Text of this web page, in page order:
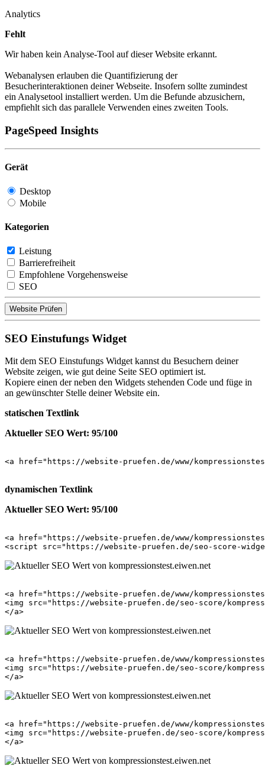
Analytics
Fehlt
Wir haben kein Analyse-Tool auf dieser Website erkannt.
Webanalysen erlauben die Quantifizierung der
Besucherinteraktionen deiner Webseite. Insofern sollte zumindest
ein Analysetool installiert werden. Um die Befunde abzusichern,
empfiehlt sich das parallele Verwenden eines zweiten Tools.
PageSpeed Insights
Gerät
Desktop
Mobile
Kategorien
Leistung
Barrierefreiheit
Empfohlene Vorgehensweise
SEO
Website Prüfen
SEO Einstufungs Widget
Mit dem SEO Einstufungs Widget kannst du Besuchern deiner
Website zeigen, wie gut deine Seite SEO optimiert ist.
Kopiere einen der neben den Widgets stehenden Code und füge in
an gewünschter Stelle deiner Website ein.
statischen Textlink
Aktueller SEO Wert: 95/100
<a href="https://website-pruefen.de/www/
dynamischen Textlink
Aktueller SEO Wert: 95/100
<a href="https://website-pruefen.de/www/
<a href="https://website-pruefen.de/www/
<img src="https://website-pruefen.de/seo-score/
<a href="https://website-pruefen.de/www/
<img src="https://website-pruefen.de/seo-score/
<a href="https://website-pruefen.de/www/
<img src="https://website-pruefen.de/seo-score/